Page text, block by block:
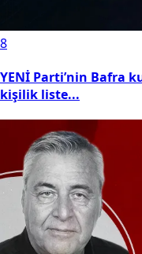
8
YENİ Parti’nin Bafra
kişilik liste...